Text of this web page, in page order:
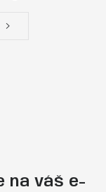
na váš e-